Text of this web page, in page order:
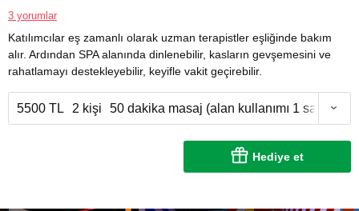
3 yorumlar
Katılımcılar eş zamanlı olarak uzman terapistler eşliğinde bakım
alır. Ardından SPA alanında dinlenebilir, kasların gevşemesini ve
rahatlamayı destekleyebilir, keyifle vakit geçirebilir.
5500 TL 2 kişi 50 dakika masaj (alan kullanımı 1 saat)
Hediye et